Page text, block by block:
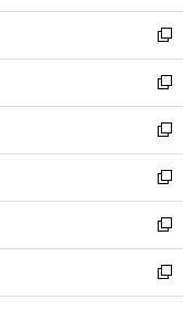
開
く
ウ
で
開
く
ン
ド
ウ
で
開
く
新
し
い
ウ
ィ
ン
ド
ウ
で
開
く
新
し
い
ウ
ィ
ン
ド
ウ
で
開
新
し
い
ウ
ィ
ン
ド
ウ
新
し
い
ウ
ィ
ン
新
し
い
ウ
新
し